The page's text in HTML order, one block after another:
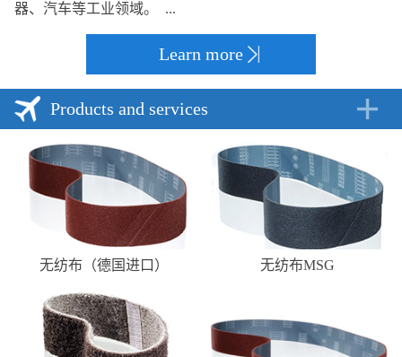
器、汽车等工业领域。 ...
Learn more
Products and services
无纺布（德国进口） 无纺布MSG